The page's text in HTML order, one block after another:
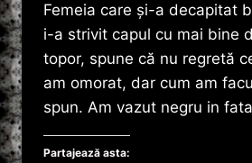
Femeia care şi-a decapitat
i-a strivit capul cu mai bine
topor, spune că nu regretă
am omorat, dar cum am
spun. Am vazut negru in
Partajează asta: